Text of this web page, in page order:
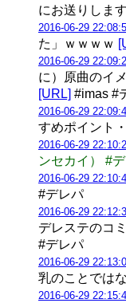
にお送りしま
2016-06-29
た」ｗｗｗｗ
2016-06-29
に）原曲のイ
[URL] #imas #
2016-06-29
すめポイント
2016-06-29
ンセカイ） #
2016-06-29
#デレパ
2016-06-29
デレステのコ
#デレパ
2016-06-29
乳のことでは
2016-06-29